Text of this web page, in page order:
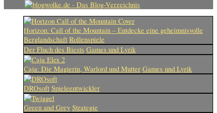
Horizon: Call of the Mountain – Entdecke eine geheimnisvolle
Berglandschaft Rollenspiele
Der Fluch des Biests Games und Lyrik
Caja: Die Magierin, Warlord und Mutter Games und Lyrik
DROsoft Spieleentwickler
Green and Grey Strategie